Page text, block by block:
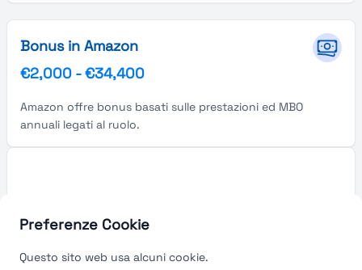
Preferenze Cookie
Questo sito web usa alcuni cookie.
Bonus in Amazon
€2,000 -€34,400
Amazon offre bonus basati sulle prestazioni ed MBO
annuali legati al ruolo.